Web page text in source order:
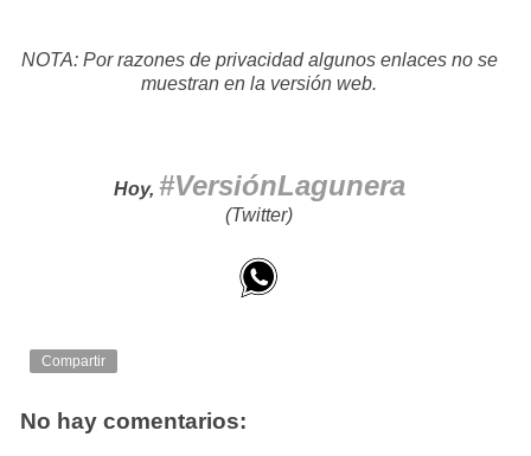
NOTA: Por razones de privacidad algunos enlaces no se
muestran en la versión web.
Hoy, #VersiónLagunera
(Twitter)
Compartir
No hay comentarios: